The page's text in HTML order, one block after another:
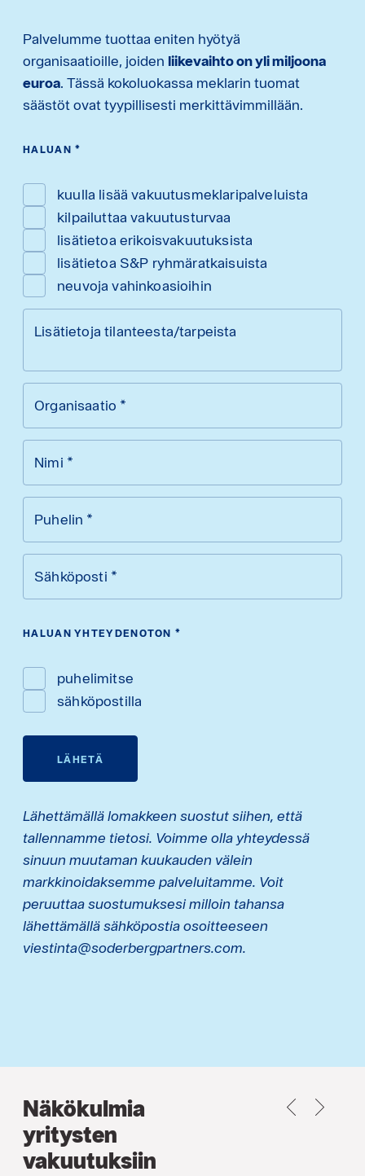
Palvelumme tuottaa eniten hyötyä
organisaatioille, joiden liikevaihto on yli miljoona
euroa. Tässä kokoluokassa meklarin tuomat
säästöt ovat tyypillisesti merkittävimmillään.
HALUAN *
kuulla lisää vakuutusmeklaripalveluista
kilpailuttaa vakuutusturvaa
lisätietoa erikoisvakuutuksista
lisätietoa S&P ryhmäratkaisuista
neuvoja vahinkoasioihin
Lisätietoja tilanteesta/tarpeista
Organisaatio *
Nimi *
Puhelin *
Sähköposti *
HALUAN YHTEYDENOTON *
puhelimitse
sähköpostilla
LÄHETÄ
Lähettämällä lomakkeen suostut siihen, että
tallennamme tietosi. Voimme olla yhteydessä
sinuun muutaman kuukauden välein
markkinoidaksemme palveluitamme. Voit
peruuttaa suostumuksesi milloin tahansa
lähettämällä sähköpostia osoitteeseen
viestinta@soderbergpartners.com.
Näkökulmia
yritysten
vakuutuksiin
PREVIOUS